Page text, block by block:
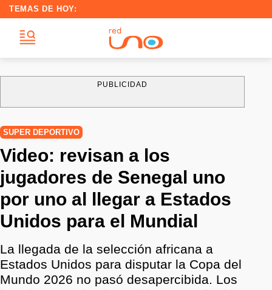
TEMAS DE HOY:
PUBLICIDAD
SUPER DEPORTIVO
Video: revisan a los
jugadores de Senegal uno
por uno al llegar a Estados
Unidos para el Mundial
La llegada de la selección africana a
Estados Unidos para disputar la Copa del
Mundo 2026 no pasó desapercibida. Los